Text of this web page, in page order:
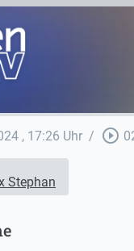
, 17:26 Uhr / play_circle_outline
Stephan